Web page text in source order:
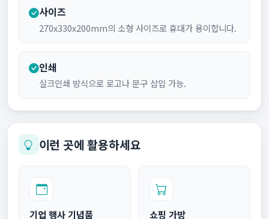
사이즈
270x330x200mm의 소형 사이즈로 휴대가 용이합니다.
인쇄
실크인쇄 방식으로 로고나 문구 삽입 가능.
이런 곳에 활용하세요
기업 행사 기념품 쇼핑 가방